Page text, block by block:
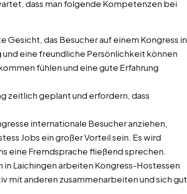
dass man folgende Kompetenzen bei
Gesicht, das Besucher auf einem Kongress in
eine freundliche Persönlichkeit können
fühlen und eine gute Erfahrung
zeitlich geplant und erfordern, dass
internationale Besucher anziehen,
Jobs ein großer Vorteil sein. Es wird
eine Fremdsprache fließend sprechen.
in Laichingen arbeiten Kongress-Hostessen
mit anderen zusammenarbeiten und sich gut